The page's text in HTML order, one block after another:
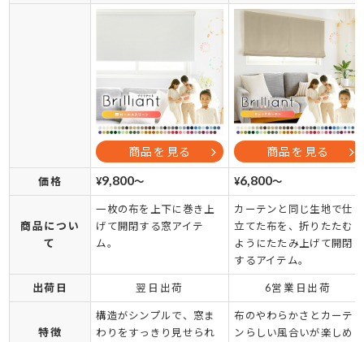
商品を見る 商品を見る
価格 ¥9,800～ ¥6,800～
商品につい
て
一枚の布を上下に巻き上
げて開閉する窓アイテ
ム。
カーテンと同じ生地で仕
立てた布を、折りたたむ
ようにたたみ上げて開閉
するアイテム。
出荷日 翌日出荷 6営業日出荷
特徴
構造がシンプルで、窓ま
わりをすっきり見せられ
布のやわらかさとカーテ
ンらしい風合いが楽しめ